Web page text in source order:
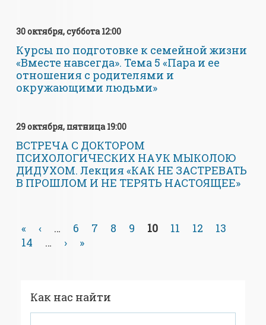
Курсы по подготовке к семейной жизни
«Вместе навсегда». Тема 5 «Пара и ее
отношения с родителями и
окружающими людьми»
30 октября, суббота 12:00
ВСТРЕЧА С ДОКТОРОМ
ПСИХОЛОГИЧЕСКИХ НАУК МЫКОЛОЮ
ДИДУХОМ. Лекция «КАК НЕ ЗАСТРЕВАТЬ
В ПРОШЛОМ И НЕ ТЕРЯТЬ НАСТОЯЩЕЕ»
29 октября, пятница 19:00
« ‹ … 6 7 8 9 10 11 12
13
14
… › »
Как нас найти